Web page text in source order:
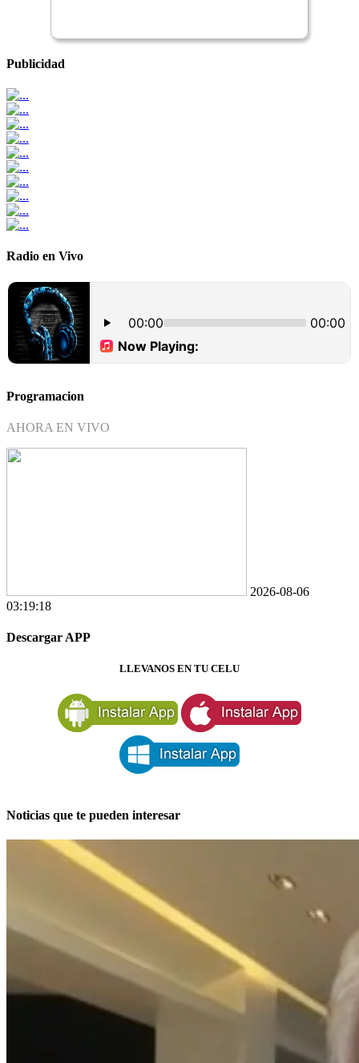
Publicidad
Radio en Vivo
Programacion
AHORA EN VIVO
2026-08-06
03:19:18
Descargar APP
LLEVANOS EN TU CELU
Noticias que te pueden interesar